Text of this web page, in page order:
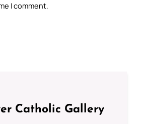
I comment.
Catholic Gallery